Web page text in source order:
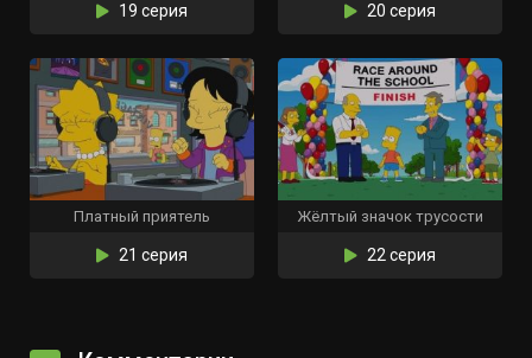
19 серия 20 серия
Платный приятель
21 серия
Жёлтый значок трусости
22 серия